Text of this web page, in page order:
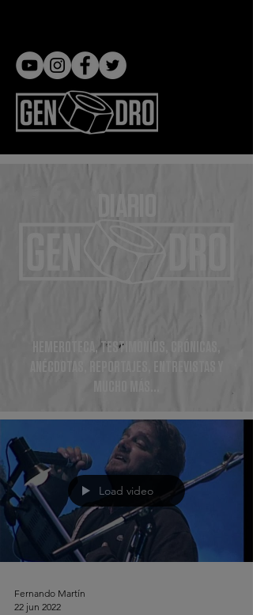
DIARIO
HEMEROTECA, TESTIMONIOS, CRÓNICAS,
ANÉCDOTAS, REPORTAJES, ENTREVISTAS Y
Load video
Fernando Martín
22 jun 2022